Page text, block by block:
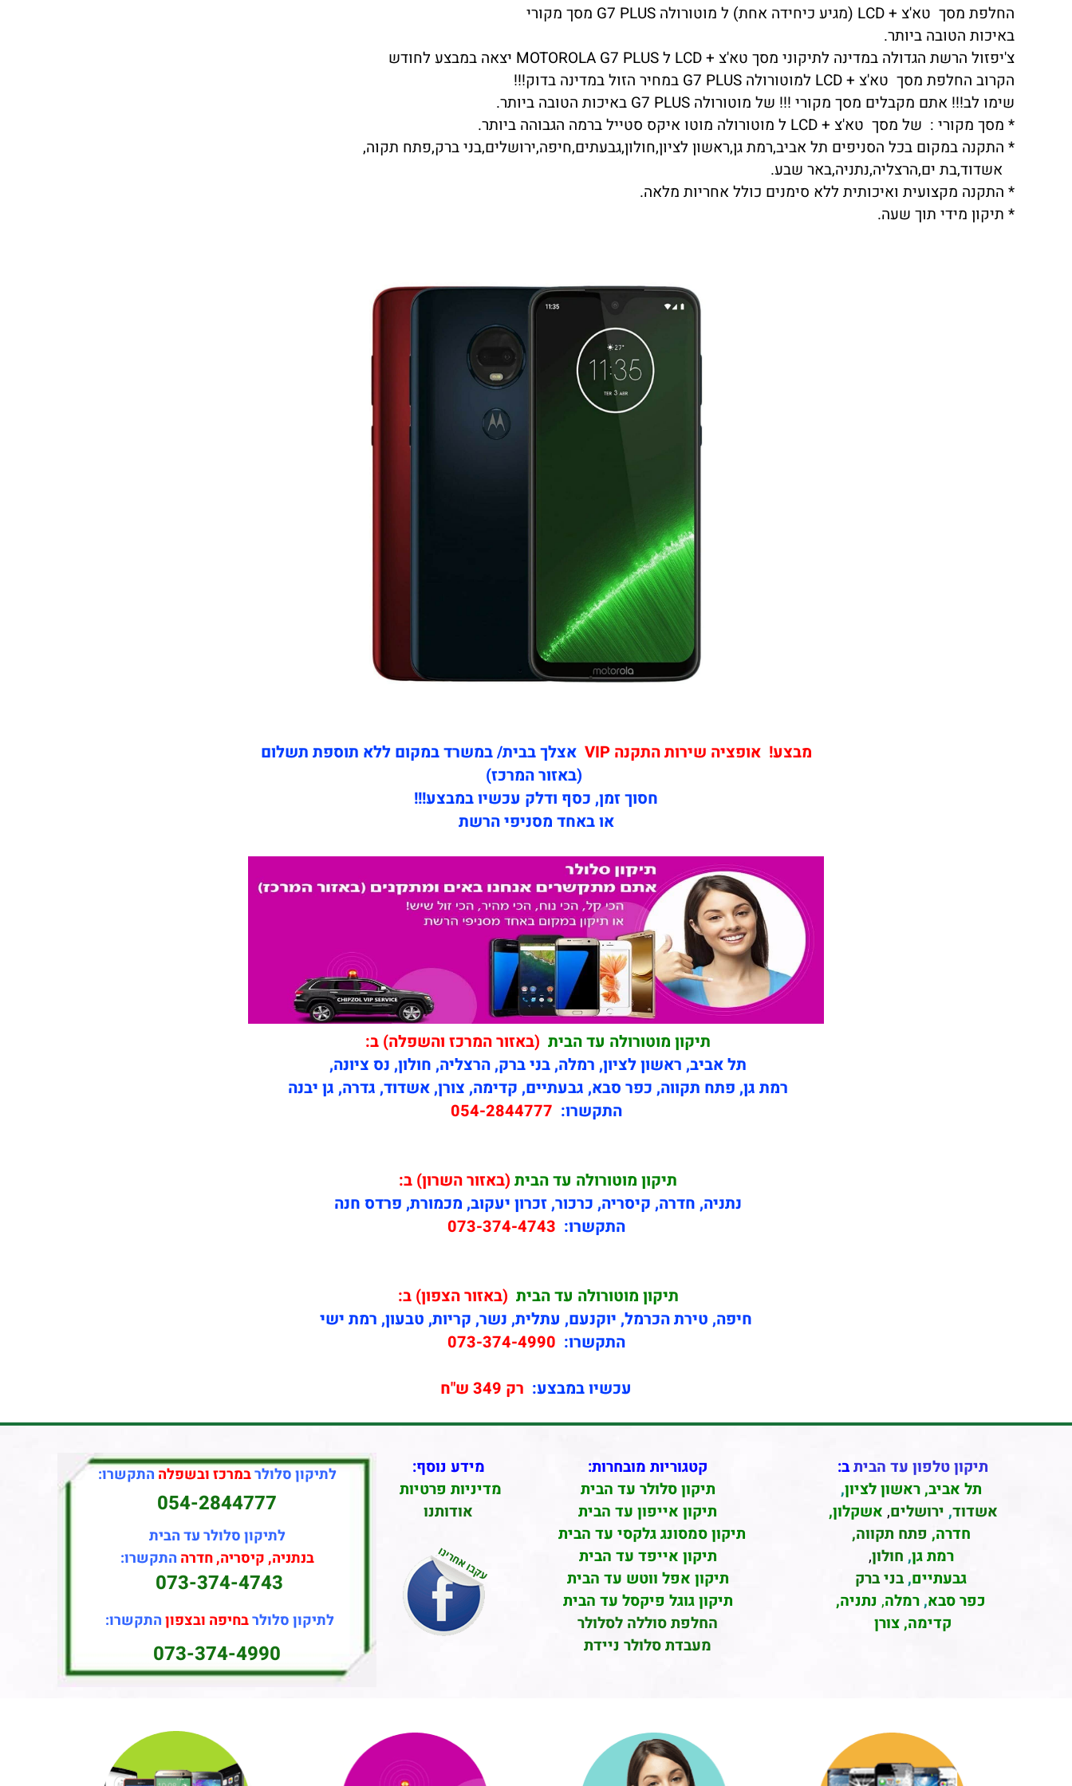
החלפת מסך טא'צ + LCD (מגיע כיחידה אחת) ל מוטורולה G7 PLUS מסך מקורי
באיכות הטובה ביותר.
צ'יפזול הרשת הגדולה במדינה לתיקוני מסך טא'צ + LCD ל MOTOROLA G7 PLUS יצאה במבצע לחודש
הקרוב החלפת מסך טא'צ + LCD למוטורולה G7 PLUS במחיר הזול במדינה בדוק!!!
שימו לב!!! אתם מקבלים מסך מקורי !!! של מוטורולה G7 PLUS באיכות הטובה ביותר.
* מסך מקורי : של מסך טא'צ + LCD ל מוטורולה מוטו איקס סטייל ברמה הגבוהה ביותר.
* התקנה במקום בכל הסניפים תל אביב,רמת גן,ראשון לציון,חולון,גבעתים,חיפה,ירושלים,בני ברק,פתח תקוה,
אשדוד,בת ים,הרצליה,נתניה,באר שבע.
* התקנה מקצועית ואיכותית ללא סימנים כולל אחריות מלאה.
* תיקון מידי תוך שעה.
מבצע! אופציה שירות התקנה VIP
אצלך בבית/ במשרד במקום ללא תוספת תשלום
(באזור המרכז)
חסוך זמן, כסף ודלק עכשיו במבצע!!!
או באחד מסניפי הרשת
תיקון מוטורולה עד הבית (באזור המרכז והשפלה) ב:
תל אביב, ראשון לציון, רמלה, בני ברק, הרצליה, חולון, נס ציונה,
רמת גן, פתח תקווה, כפר סבא, גבעתיים, קדימה, צורן, אשדוד, גדרה, גן יבנה
התקשרו: 054-2844777
תיקון מוטורולה עד הבית (באזור השרון) ב:
נתניה, חדרה, קיסריה, כרכור, זכרון יעקוב, מכמורת, פרדס חנה
התקשרו: 073-374-4743
תיקון מוטורולה עד הבית (באזור הצפון) ב:
חיפה, טירת הכרמל, יוקנעם, עתלית, נשר, קריות, טבעון, רמת ישי
התקשרו: 073-374-4990
עכשיו במבצע: רק 349 ש"ח
תיקון טלפון עד הביתב:
תל אביב, ראשון לציון,
אשדוד, ירושלים, אשקלון,
חדרה, פתח תקווה,
רמת גן, חולון,
גבעתיים, בני ברק
כפר סבא, רמלה, נתניה,
קדימה, צורן
קטגוריות מובחרות:
תיקון סלולר עד הבית
תיקון אייפון עד הבית
תיקון סמסונג גלקסי עד הבית
תיקון אייפד עד הבית
תיקון אפל ווטש עד הבית
תיקון גוגל פיקסל עד הבית
החלפת סוללה לסלולר
מעבדת סלולר ניידת
מידע נוסף:
מדיניות פרטיות
אודותנו
לתיקון סלולרבמרכז ובשפלה התקשרו:
054-2844777
לתיקון סלולר עד הבית
בנתניה, קיסריה, חדרה התקשרו:
073-374-4743
לתיקון סלולרבחיפה ובצפוןהתקשרו:
073-374-4990